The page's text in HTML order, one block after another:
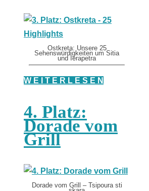
Ostkreta: Unsere 25
Sehenswürdigkeiten um Sitia
und Ierapetra
W E I T E R L E S E N
4. Platz:
Dorade vom
Grill
Dorade vom Grill – Tsipoura sti